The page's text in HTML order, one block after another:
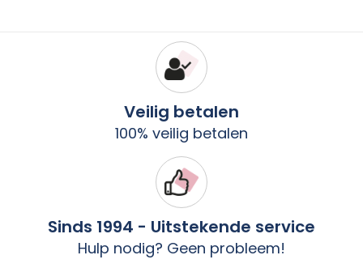
Veilig betalen
100% veilig betalen
Sinds 1994 - Uitstekende service
Hulp nodig? Geen probleem!